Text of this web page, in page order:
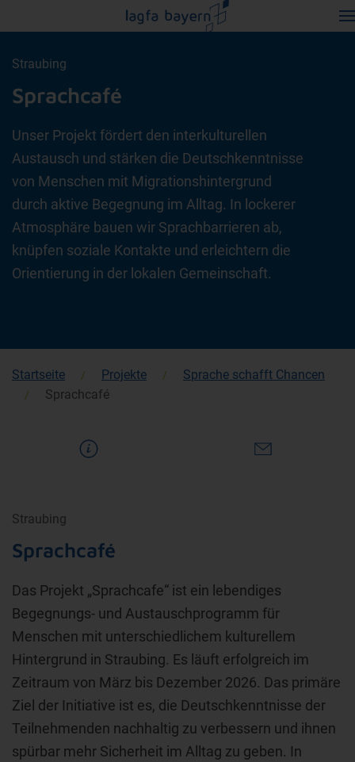
Straubing
Sprachcafé
Unser Projekt fördert den interkulturellen
Austausch und stärken die Deutschkenntnisse
von Menschen mit Migrationshintergrund
durch aktive Begegnung im Alltag. In lockerer
Atmosphäre bauen wir Sprachbarrieren ab,
knüpfen soziale Kontakte und erleichtern die
Orientierung in der lokalen Gemeinschaft.
Startseite Projekte
Sprache schafft Chancen
Sprachcafé
Straubing
Sprachcafé
Das Projekt „Sprachcafe“ ist ein lebendiges
Begegnungs- und Austauschprogramm für
Menschen mit unterschiedlichem kulturellem
Hintergrund in Straubing. Es läuft erfolgreich im
Zeitraum von März bis Dezember 2026. Das primäre
Ziel der Initiative ist es, die Deutschkenntnisse der
Teilnehmenden nachhaltig zu verbessern und ihnen
spürbar mehr Sicherheit im Alltag zu geben. In